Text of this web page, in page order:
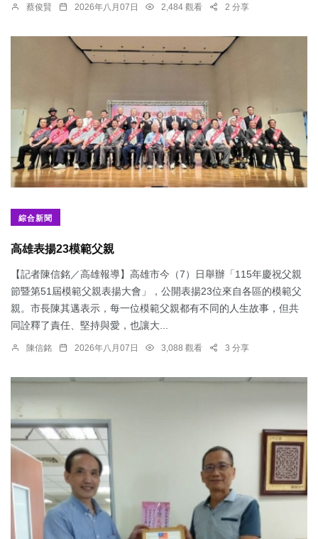
蔡俊賢 2026年八月07日 2,484 觀看 2 分享
綜合新聞
​高雄表揚23模範父親
【記者陳信銘／高雄報導】高雄市今（7）日舉辦「115年慶祝父親
節暨第51屆模範父親表揚大會」，公開表揚23位來自各區的模範父
親。市長陳其邁表示，每一位模範父親都有不同的人生故事，但共
同詮釋了責任、堅持與愛，也讓大...
陳信銘 2026年八月07日 3,088 觀看 3 分享